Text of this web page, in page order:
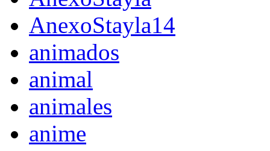
AnexoStayla14
animados
animal
animales
anime